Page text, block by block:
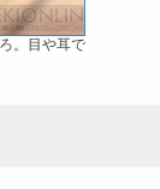
。目や耳で